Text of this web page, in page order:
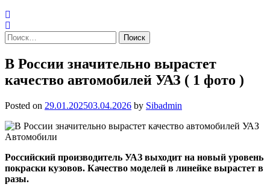
Найти:
В России значительно вырастет
качество автомобилей УАЗ ( 1 фото )
Posted on 29.01.202503.04.2026 by Sibadmin
Российский производитель УАЗ выходит на новый уровень
покраски кузовов. Качество моделей в линейке вырастет в
разы.